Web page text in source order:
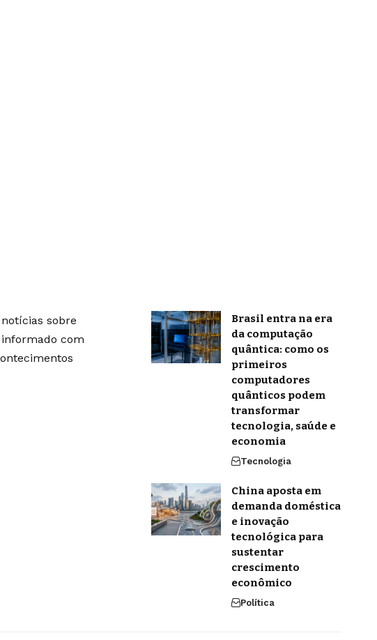
sobre
com
Brasil entra na era
da computação
quântica: como os
primeiros
computadores
quânticos podem
transformar
tecnologia, saúde e
economia
Tecnologia
China aposta em
demanda doméstica
e inovação
tecnológica para
sustentar
crescimento
econômico
Política